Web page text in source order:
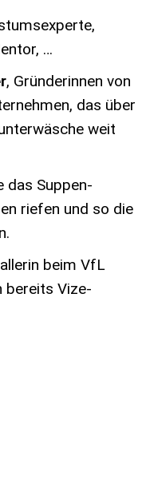
…
, Gründerinnen von
das über
weit
das Suppen-
riefen und so die
beim VfL
bereits Vize-